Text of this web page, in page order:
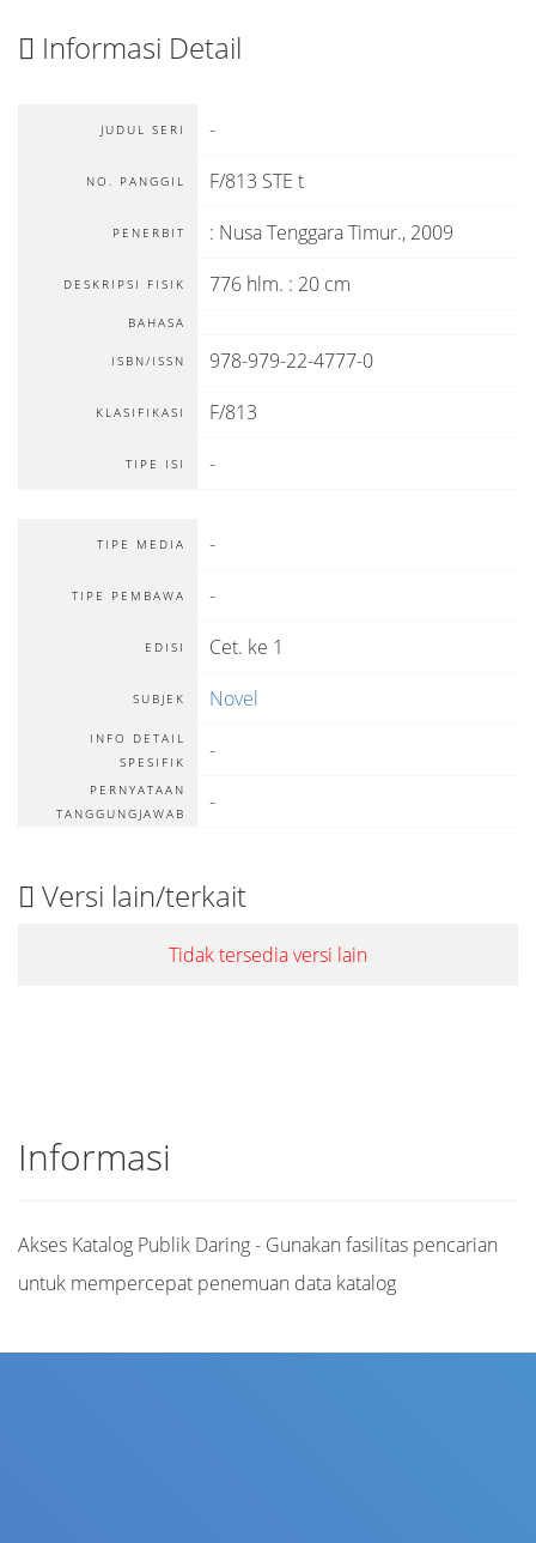
Informasi Detail
JUDUL SERI -
NO. PANGGIL F/813 STE t
PENERBIT : Nusa Tenggara Timur., 2009
DESKRIPSI FISIK 776 hlm. : 20 cm
BAHASA
ISBN/ISSN 978-979-22-4777-0
KLASIFIKASI F/813
TIPE ISI -
TIPE MEDIA -
TIPE PEMBAWA -
EDISI Cet. ke 1
SUBJEK Novel
INFO DETAIL
SPESIFIK
-
PERNYATAAN
TANGGUNGJAWAB
-
Versi lain/terkait
Tidak tersedia versi lain
Informasi
Akses Katalog Publik Daring - Gunakan fasilitas pencarian
untuk mempercepat penemuan data katalog